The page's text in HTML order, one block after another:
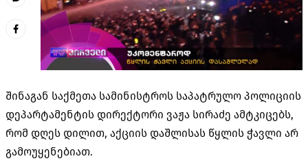
შინაგან საქმეთა სამინისტროს საპატრულო პოლიციის
დეპარტამენტის დირექტორი ვაჟა სირაძე ამტკიცებს,
რომ დღეს დილით, აქციის დაშლისას წყლის ჭავლი არ
გამოუყენებიათ.